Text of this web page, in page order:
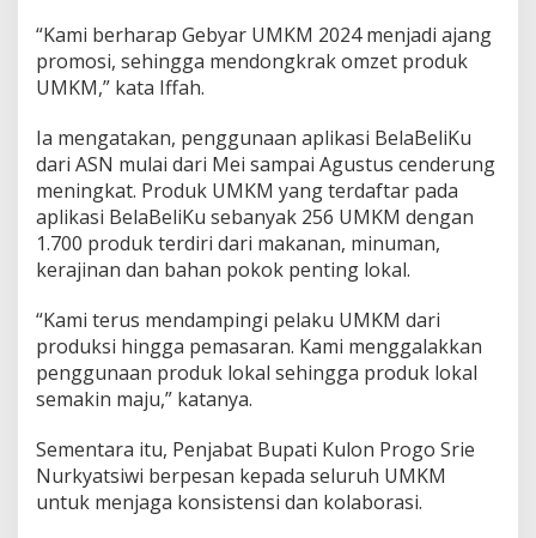
a
r
M
2
0
2
4
M
e
u
j
u
'
K
M
G
o
“Kami berharap Gebyar UMKM 2024 menjadi ajang
promosi, sehingga mendongkrak omzet produk
UMKM,” kata Iffah.
Ia mengatakan, penggunaan aplikasi BelaBeliKu
dari ASN mulai dari Mei sampai Agustus cenderung
meningkat. Produk UMKM yang terdaftar pada
aplikasi BelaBeliKu sebanyak 256 UMKM dengan
1.700 produk terdiri dari makanan, minuman,
kerajinan dan bahan pokok penting lokal.
“Kami terus mendampingi pelaku UMKM dari
produksi hingga pemasaran. Kami menggalakkan
penggunaan produk lokal sehingga produk lokal
semakin maju,” katanya.
Sementara itu, Penjabat Bupati Kulon Progo Srie
Nurkyatsiwi berpesan kepada seluruh UMKM
untuk menjaga konsistensi dan kolaborasi.